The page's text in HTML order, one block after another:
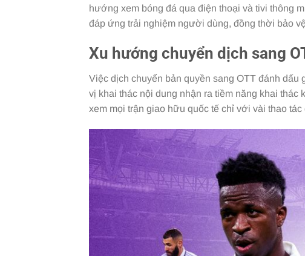
hướng xem bóng đá qua điện thoại và tivi thông
đáp ứng trải nghiệm người dùng, đồng thời bảo
Xu hướng chuyển dịch sang
Việc dịch chuyển bản quyền sang OTT đánh
vị khai thác nội dung nhận ra tiềm năng khai
xem mọi trận giao hữu quốc tế chỉ với vài thao tác